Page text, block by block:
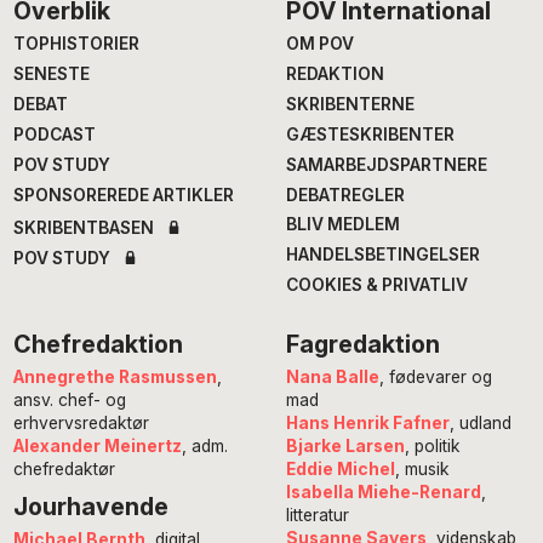
Footer
Overblik
TOPHISTORIER
SENESTE
DEBAT
PODCAST
POV STUDY
SPONSOREREDE ARTIKLER
SKRIBENTBASEN
POV STUDY
POV International
OM POV
REDAKTION
SKRIBENTERNE
GÆSTESKRIBENTER
SAMARBEJDSPARTNERE
DEBATREGLER
BLIV MEDLEM
HANDELSBETINGELSER
COOKIES & PRIVATLIV
Chefredaktion
Annegrethe Rasmussen
ansv. chef- og
erhvervsredaktør
Alexander Meinertz , adm.
chefredaktør
Jourhavende
Michael Bernth , digital
Fagredaktion
Nana Balle , fødevarer og
mad
Hans Henrik Fafner, udland
Bjarke Larsen , politik
Eddie Michel
, musik
Isabella Miehe-Renard
litteratur
Susanne Sayers , videnskab